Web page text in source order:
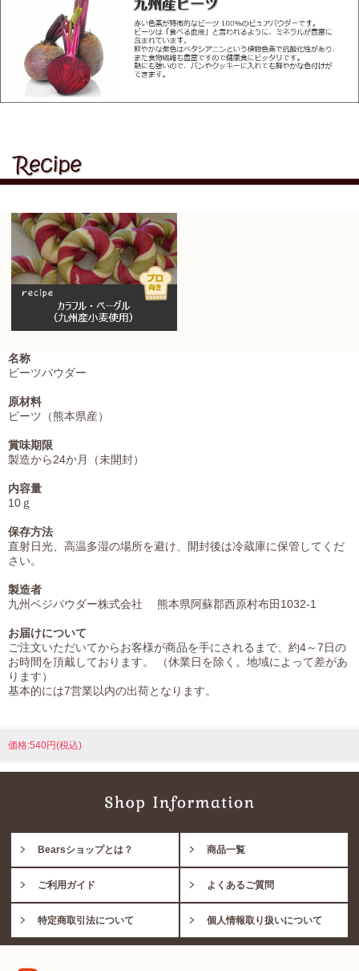
名称
ビーツパウダー
原材料
ビーツ（熊本県産）
賞味期限
製造から24か月（未開封）
内容量
10ｇ
保存方法
直射日光、高温多湿の場所を避け、開封後は冷蔵庫に保管してくだ
さい。
製造者
九州ベジパウダー株式会社 熊本県阿蘇郡西原村布田1032-1
お届けについて
ご注文いただいてからお客様が商品を手にされるまで、約4～7日の
お時間を頂戴しております。 （休業日を除く。地域によって差があ
ります）
基本的には7営業以内の出荷となります。
価格:540円(税込)
Bearsショップとは？ 商品一覧
ご利用ガイド よくあるご質問
特定商取引法について 個人情報取り扱いについて